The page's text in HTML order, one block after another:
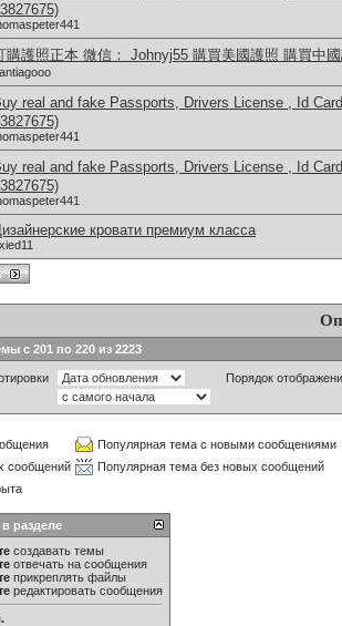
購護照正本 微信： Johnyj55 購買美國護照 購買中國
real and fake Passports, Drivers License , Id
real and fake Passports, Drivers License , Id
кровати премиум класса
с 201 по 220 из 2223
Порядок
Популярная тема с новыми сообщениями
сообщений
Популярная тема без новых сообщений
разделе
создавать темы
отвечать на сообщения
прикреплять файлы
редактировать сообщения